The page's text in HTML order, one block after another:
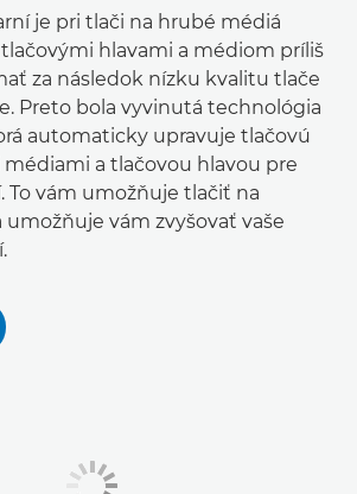
je pri tlači na hrubé médiá
hlavami a médiom príliš
za následok nízku kvalitu tlače
Preto bola vyvinutá technológia
automaticky upravuje tlačovú
a tlačovou hlavou pre
To vám umožňuje tlačiť na
umožňuje vám zvyšovať vaše